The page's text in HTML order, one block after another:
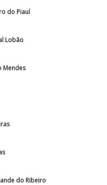
do Piauí
Lobão
Mendes
do Ribeiro